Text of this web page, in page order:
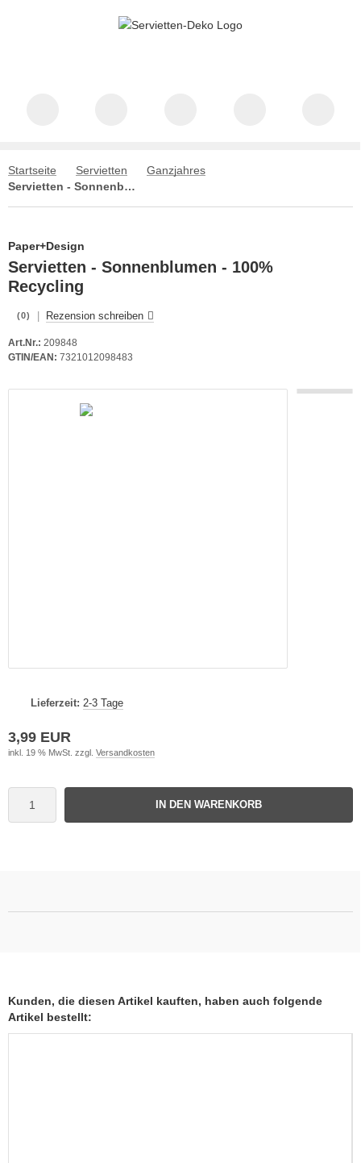
Startseite Servietten
Ganzjahres
Servietten - Sonnenblumen - 100% Recycling
Paper+Design
Servietten - Sonnenblumen - 100%
Recycling
(0) Rezension schreiben
Art.Nr.: 209848
GTIN/EAN: 7321012098483
Lieferzeit: 2-3 Tage
3,99 EUR
inkl. 19 % MwSt. zzgl. Versandkosten
IN DEN WARENKORB
Kunden, die diesen Artikel kauften, haben auch folgende
Artikel bestellt: